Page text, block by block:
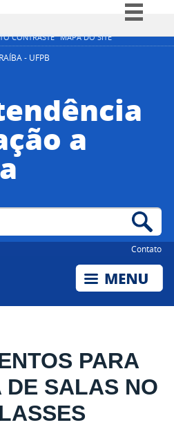
CONTRASTE MAPA DO SITE
Simplifique!
Acesso à informação
Legislação
Canais
- UFPB
a
Contato
PARA
DE SALAS NO